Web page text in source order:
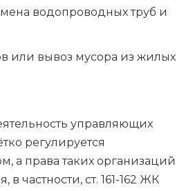
водопроводных труб и
или вывоз мусора из жилых
управляющих
регулируется
а права таких организаций
в частности, ст. 161-162 ЖК